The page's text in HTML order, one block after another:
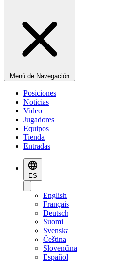
Menú de Navegación
Posiciones
Noticias
Video
Jugadores
Equipos
Tienda
Entradas
ES
English
Français
Deutsch
Suomi
Svenska
Čeština
Slovenčina
Español